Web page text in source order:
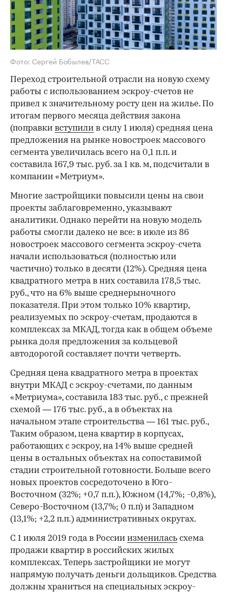
Фото: Сергей Бобылев/ТАСС
Переход строительной отрасли на новую схему
работы с использованием эскроу-счетов не
привел к значительному росту цен на жилье. По
итогам первого месяца действия закона
(поправки вступили в силу 1 июля) средняя цена
предложения на рынке новостроек массового
сегмента увеличилась всего на 0,1 п.п. и
составила 167,9 тыс. руб. за 1 кв. м, подсчитали в
компании «Метриум».
Многие застройщики повысили цены на свои
проекты заблаговременно, указывают
аналитики. Однако перейти на новую модель
работы смогли далеко не все: в июле из 86
новостроек массового сегмента эскроу-счета
начали использоваться (полностью или
частично) только в десяти (12%). Средняя цена
квадратного метра в них составила 178,5 тыс.
руб., что на 6% выше среднерыночного
показателя. При этом только 10% квартир,
реализуемых по эскроу-счетам, продаются в
комплексах за МКАД, тогда как в общем объеме
рынка доля предложения за кольцевой
автодорогой составляет почти четверть.
Средняя цена квадратного метра в проектах
внутри МКАД с эскроу-счетами, по данным
«Метриума», составила 183 тыс. руб., с прежней
схемой — 176 тыс. руб., а в объектах на
начальном этапе строительства — 161 тыс. руб.,
Таким образом, цена квартир в корпусах,
работающих с эскроу, на 14% выше средней
цены в остальных объектах на сопоставимой
стадии строительной готовности. Больше всего
новых проектов сосредоточено в Юго-
Восточном (32%; +0,7 п.п.), Южном (14,7%; -0,8%),
Северо-Восточном (13,7%; 0 п.п) и Западном
(13,1%; +2,2 п.п.) административных округах.
С 1 июля 2019 года в России изменилась схема
продажи квартир в российских жилых
комплексах. Теперь застройщики не могут
напрямую получать деньги дольщиков. Средства
должны храниться на специальных эскроу-